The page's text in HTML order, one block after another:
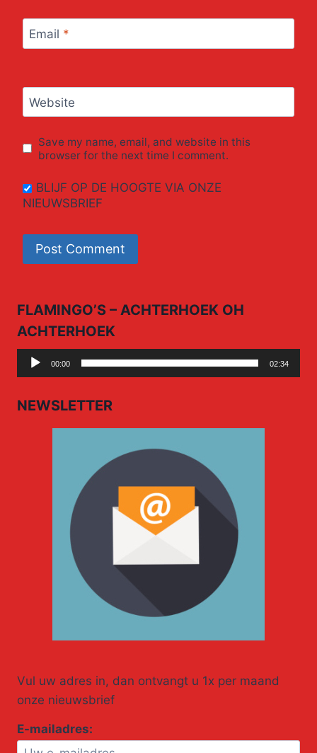
Email *
Website
Save my name, email, and website in this
browser for the next time I comment.
BLIJF OP DE HOOGTE VIA ONZE
NIEUWSBRIEF
FLAMINGO’S – ACHTERHOEK OH
ACHTERHOEK
Audio
Player
00:00 02:34
NEWSLETTER
Vul uw adres in, dan ontvangt u 1x per maand
onze nieuwsbrief
E-mailadres: